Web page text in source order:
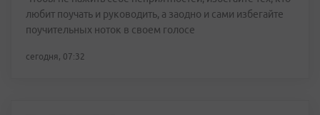
любит поучать и руководить, а заодно и сами избегайте
поучительных ноток в своем голосе
сегодня, 07:32